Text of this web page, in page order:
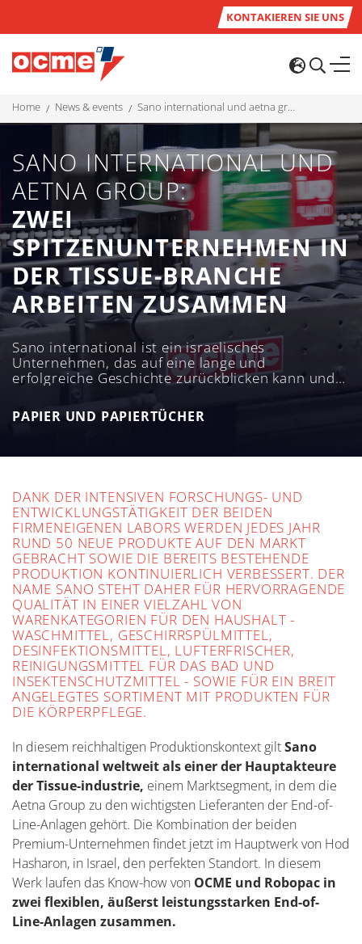
KONTAKIEREN SIE UNS
home news & events sano international und aetna group: zwei spitzenunternehmen in der tissue-branche arbeiten zusammen
SANO INTERNATIONAL UND
AETNA GROUP:
ZWEI
SPITZENUNTERNEHMEN IN
DER TISSUE-BRANCHE
ARBEITEN ZUSAMMEN
Sano international ist ein israelisches
Unternehmen, das auf eine lange und
erfolgreiche Geschichte zurückblicken kann und
heute mehr als 500 Produkte für den Sektor
Home & Personal Care herstellt und weltweit
vertreibt. Innovation, Nachhaltigkeit und Qualität
Geschäftstätigkeit des Unternehmens, die in drei
PAPIER UND PAPIERTÜCHER
DANK DER INTENSIVEN FORSCHUNGS- UND
ENTWICKLUNGSTÄTIGKEIT DER BEIDEN
FIRMENEIGENEN LABORS WERDEN JEDES JAHR
RUND 50 NEUE PRODUKTE AUF DEN MARKT
GEBRACHT SOWIE DIE BEREITS BESTEHENDE
PRODUKTION KONTINUIERLICH VERBESSERT. DER
NAME SANO STEHT DAHER FÜR HERVORRAGENDE
QUALITÄT IN EINER VIELZAHL VON
WARENKATEGORIEN FÜR DEN HAUSHALT -
WASCHMITTEL, GESCHIRRSPÜLMITTEL,
DESINFEKTIONSMITTEL, LUFTERFRISCHER,
REINIGUNGSMITTEL FÜR DAS BAD UND
INSEKTENSCHUTZMITTEL - SOWIE FÜR EIN BREIT
ANGELEGTES SORTIMENT MIT PRODUKTEN FÜR
DIE KÖRPERPFLEGE.
In diesem reichhaltigen Produktionskontext giltSano
international weltweit als einer der Hauptakteure
der Tissue-industrie, einem Marktsegment, in dem die
Aetna Group zu den wichtigsten Lieferanten der End-of-
Line-Anlagen gehört. Die Kombination der beiden
Premium-Unternehmen findet jetzt im Hauptwerk von Hod
Hasharon, in Israel, den perfekten Standort. In diesem
Werk laufen das Know-how von OCME und Robopac in
zwei flexiblen, äußerst leistungsstarken End-of-
Line-Anlagen zusammen.